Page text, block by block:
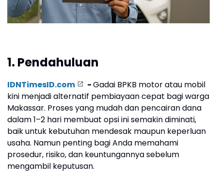
1. Pendahuluan
IDNTimesID.com -Gadai BPKB motor atau mobil
kini menjadi alternatif pembiayaan cepat bagi warga
Makassar. Proses yang mudah dan pencairan dana
dalam 1–2 hari membuat opsi ini semakin diminati,
baik untuk kebutuhan mendesak maupun keperluan
usaha. Namun penting bagi Anda memahami
prosedur, risiko, dan keuntungannya sebelum
mengambil keputusan.